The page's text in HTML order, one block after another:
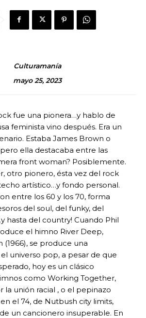
Culturamanía
mayo 25, 2023
fue una pionera…y hablo de
feminista vino después. Era un
Estaba James Brown o
ella destacaba entre las
front woman? Posiblemente.
otro pionero, ésta vez del rock
artístico…y fondo personal.
entre los 60 y los 70, forma
del soul, del funky, del
hasta del country! Cuando Phil
el himno River Deep,
(1966), se produce una
universo pop, a pesar de que
hoy es un clásico
como Working Together,
la unión racial , o el pepinazo
el 74, de Nutbush city limits,
un cancionero insuperable. En